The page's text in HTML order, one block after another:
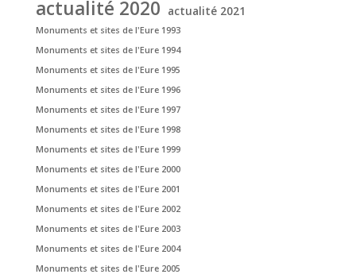
actualité 2020 actualité 2021
Monuments et sites de l'Eure 1993
Monuments et sites de l'Eure 1994
Monuments et sites de l'Eure 1995
Monuments et sites de l'Eure 1996
Monuments et sites de l'Eure 1997
Monuments et sites de l'Eure 1998
Monuments et sites de l'Eure 1999
Monuments et sites de l'Eure 2000
Monuments et sites de l'Eure 2001
Monuments et sites de l'Eure 2002
Monuments et sites de l'Eure 2003
Monuments et sites de l'Eure 2004
Monuments et sites de l'Eure 2005